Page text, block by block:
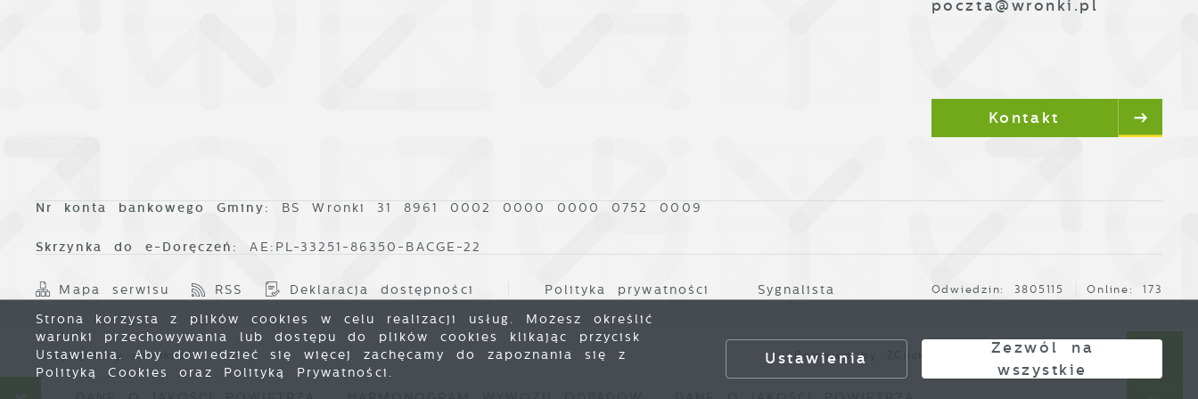
poczta@wronki.pl
Kontakt
Nr konta bankowego Gminy: BS Wronki 31 8961 0002 0000 0000 0752 0009
Skrzynka do e-Doręczeń:AE:PL-33251-86350-BACGE-22
Mapa serwisu RSS Deklaracja dostępności Polityka prywatności Sygnalista Odwiedzin: 3805115 Online: 173
Copyright by wronki.pl Powered by - Portale nowej generacji
Strona korzysta z plików cookies w celu realizacji usług. Możesz określić
warunki przechowywania lub dostępu do plików cookies klikając przycisk
Ustawienia. Aby dowiedzieć się więcej zachęcamy do zapoznania się z
Polityką Cookies oraz Polityką Prywatności.
Ustawienia
Zezwól na
wszystkie